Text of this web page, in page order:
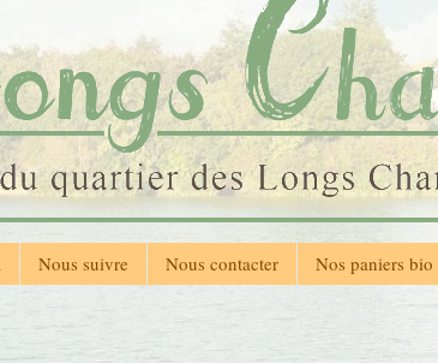
Nous suivre Nous contacter Nos paniers bio